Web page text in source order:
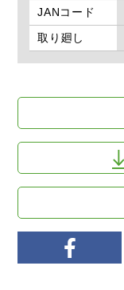
JANコード
取り廻し